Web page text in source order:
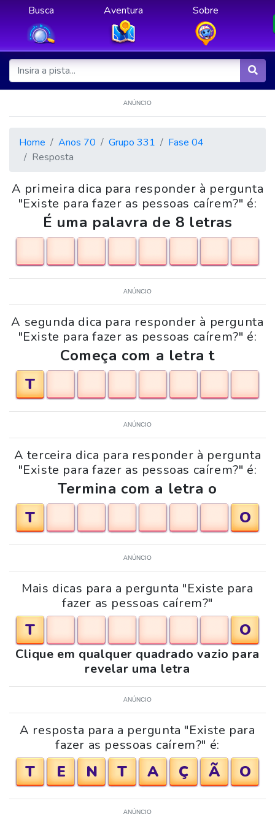
Busca Aventura Sobre
ANÚNCIO
Home Anos 70 Grupo 331
Fase 04
Resposta
A primeira dica para responder à pergunta
"Existe para fazer as pessoas caírem?" é:
É uma palavra de 8 letras
ANÚNCIO
A segunda dica para responder à pergunta
"Existe para fazer as pessoas caírem?" é:
Começa com a letra t
T
ANÚNCIO
A terceira dica para responder à pergunta
"Existe para fazer as pessoas caírem?" é:
Termina com a letra o
T
O
ANÚNCIO
Mais dicas para a pergunta "Existe para
fazer as pessoas caírem?"
T O
Clique em qualquer quadrado vazio para
revelar uma letra
ANÚNCIO
A resposta para a pergunta "Existe para
fazer as pessoas caírem?" é:
T E N T A Ç Ã O
ANÚNCIO